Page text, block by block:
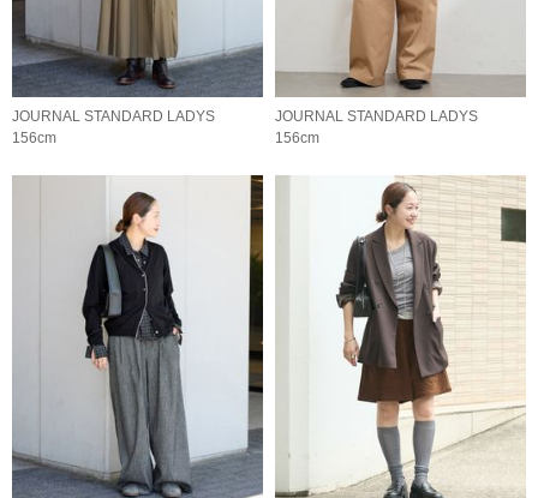
JOURNAL STANDARD LADYS
156cm
JOURNAL STANDARD LADYS
156cm